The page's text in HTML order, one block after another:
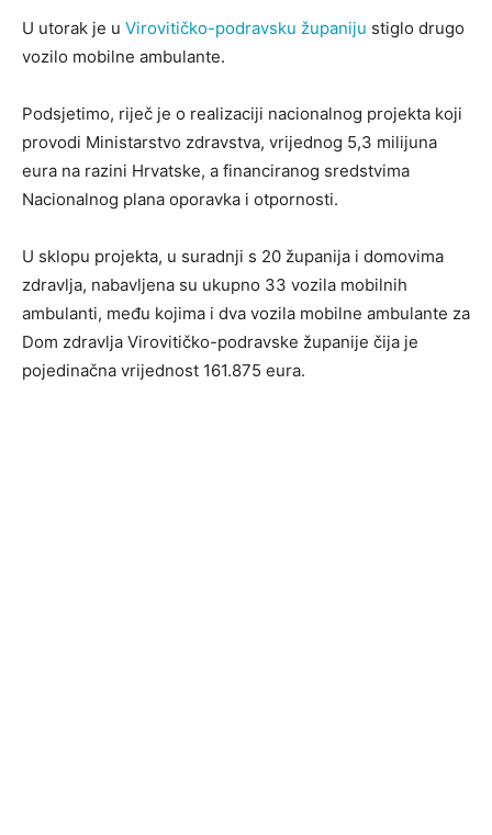
U utorak je u Virovitičko-podravsku županiju stiglo drugo
vozilo mobilne ambulante.
Podsjetimo, riječ je o realizaciji nacionalnog projekta koji
provodi Ministarstvo zdravstva, vrijednog 5,3 milijuna
eura na razini Hrvatske, a financiranog sredstvima
Nacionalnog plana oporavka i otpornosti.
U sklopu projekta, u suradnji s 20 županija i domovima
zdravlja, nabavljena su ukupno 33 vozila mobilnih
ambulanti, među kojima i dva vozila mobilne ambulante za
Dom zdravlja Virovitičko-podravske županije čija je
pojedinačna vrijednost 161.875 eura.